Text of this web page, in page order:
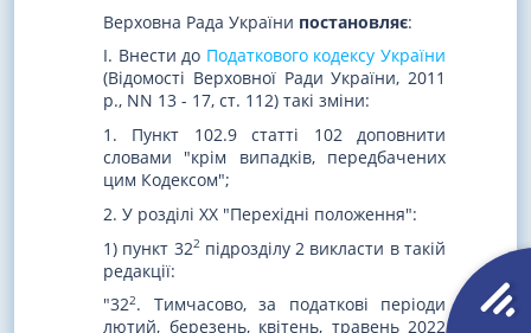
Верховна Рада України постановляє:
I. Внести до Податкового кодексу України
(Відомості Верховної Ради України, 2011
р., NN 13 - 17, ст. 112) такі зміни:
1. Пункт 102.9 статті 102 доповнити
словами "крім випадків, передбачених
цим Кодексом";
2. У розділі XX "Перехідні положення":
1) пункт 322підрозділу 2 викласти в такій
редакції:
"322. Тимчасово, за податкові періоди
лютий, березень, квітень, травень 2022